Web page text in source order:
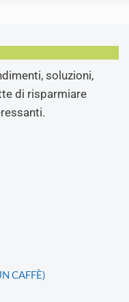
soluzioni,
di risparmiare
CAFFÈ)